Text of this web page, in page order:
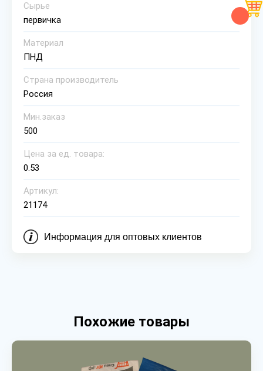
Сырье
первичка
Материал
ПНД
Страна производитель
Россия
Мин.заказ
500
Цена за ед. товара:
0.53
Артикул:
21174
Информация для оптовых клиентов
Похожие товары